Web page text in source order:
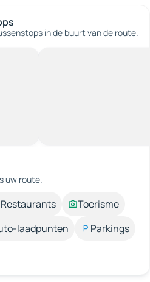
in de buurt van de route.
uw route.
Restaurants
Toerisme
laadpunten
Parkings